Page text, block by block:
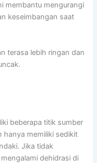
membantu mengurangi
keseimbangan saat
terasa lebih ringan dan
beberapa titik sumber
hanya memiliki sedikit
Jika tidak
dehidrasi di